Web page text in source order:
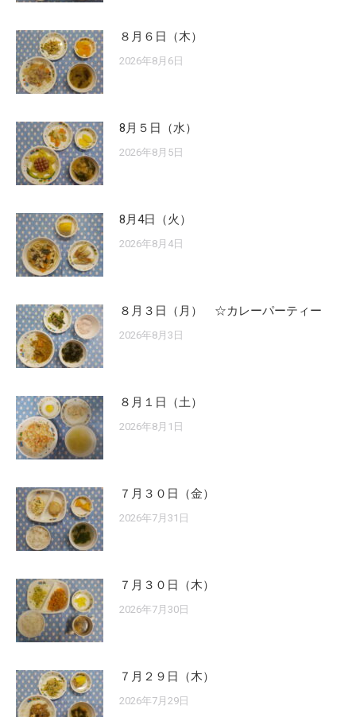
８月６日（木）
2026年8月6日
8月５日（水）
2026年8月5日
8月4日（火）
2026年8月4日
８月３日（月） ☆カレーパーティー
2026年8月3日
８月１日（土）
2026年8月1日
７月３０日（金）
2026年7月31日
７月３０日（木）
2026年7月30日
７月２９日（木）
2026年7月29日